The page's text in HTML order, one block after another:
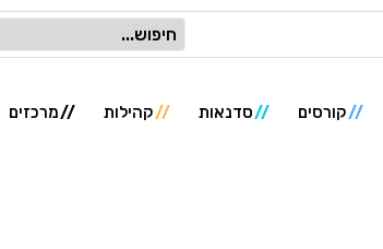
קורסים סדנאות קהילות מרכזים